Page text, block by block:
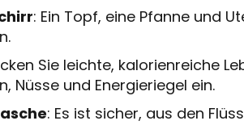
: Ein Topf, eine Pfanne und
Sie leichte, kalorienreiche
Nüsse und Energieriegel ein.
: Es ist sicher, aus den